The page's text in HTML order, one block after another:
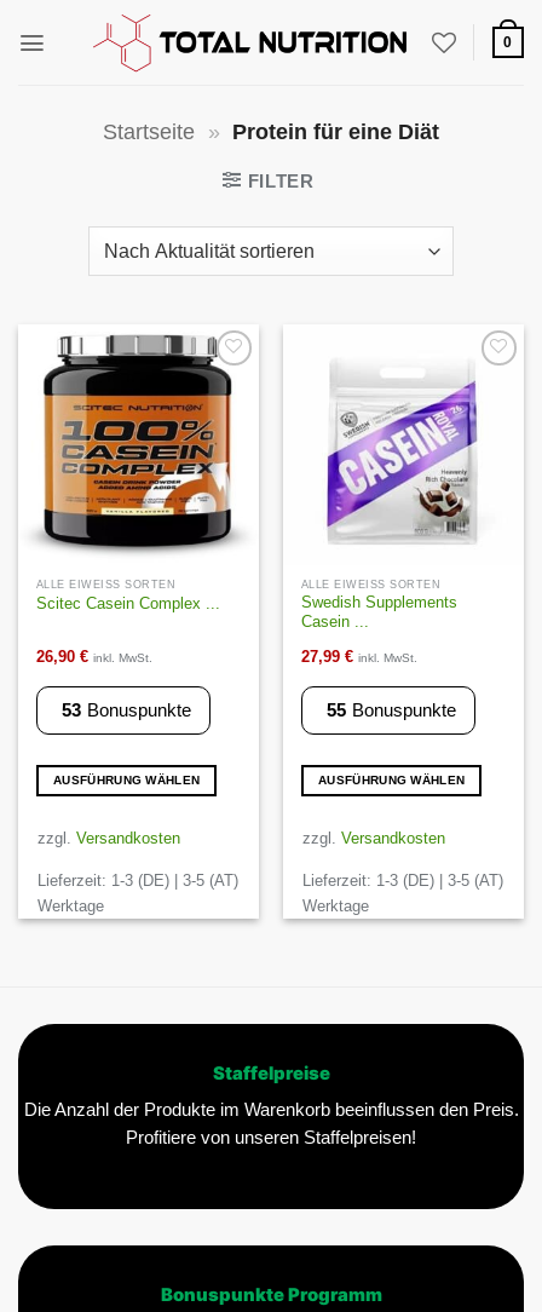
Inhalt
0
Startseite » Protein für eine Diät
FILTER
Auf die
Wunschliste
ALLE EIWEISS SORTEN
Scitec Casein Complex ...
26,90 € inkl. MwSt.
53 Bonuspunkte
AUSFÜHRUNG WÄHLEN
Produkt
mehrere
Varianten
auf.
auf
zzgl. Versandkosten
Lieferzeit: 1-3 (DE) | 3-5 (AT)
Werktage
Auf die
Wunschliste
ALLE EIWEISS SORTEN
Swedish Supplements
Casein ...
27,99 € inkl. MwSt.
55 Bonuspunkte
AUSFÜHRUNG WÄHLEN
Produkt
mehrere
Varianten
auf.
auf
Produktseite
zzgl. Versandkosten
Lieferzeit: 1-3 (DE) | 3-5 (AT)
Werktage
Staffelpreise
Die Anzahl der Produkte im Warenkorb beeinflussen den Preis.
Profitiere von unseren Staffelpreisen!
Bonuspunkte Programm